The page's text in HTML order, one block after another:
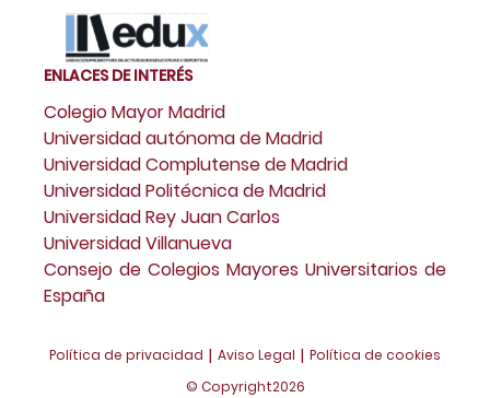
ENLACES DE INTERÉS
Colegio Mayor Madrid
Universidad autónoma de Madrid
Universidad Complutense de Madrid
Universidad Politécnica de Madrid
Universidad Rey Juan Carlos
Universidad Villanueva
Consejo de Colegios Mayores Universitarios de
España
Política de privacidad | Aviso Legal | Política de cookies
© Copyright2026